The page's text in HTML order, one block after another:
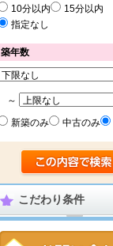
10分以内
15分以内
指定なし
築年数
～
新築のみ
中古のみ
こだわり条件